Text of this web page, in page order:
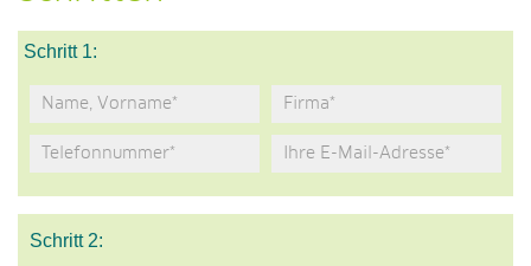
Schritt 1:
Schritt 2: